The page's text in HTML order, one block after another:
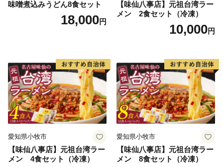
味噌煮込みうどん8食セット
18,000円
【味仙八事店】元祖台湾ラー
メン 2食セット（冷凍）
10,000円
愛知県小牧市
【味仙八事店】元祖台湾ラー
メン 4食セット（冷凍）
愛知県小牧市
【味仙八事店】元祖台湾ラー
メン 8食セット（冷凍）